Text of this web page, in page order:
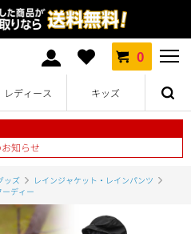
0
レディース キッズ
知らせ
ッズ
レインジャケット・レインパンツ
ディー